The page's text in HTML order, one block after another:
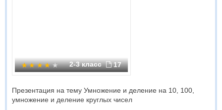
2-3 класс 17
Презентация на тему Умножение и деление на 10, 100,
умножение и деление круглых чисел